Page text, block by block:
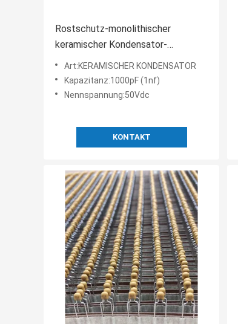
Rostschutz-monolithischer
keramischer Kondensator-
Antiisolierung 1nF 50V
Art:KERAMISCHER KONDENSATOR
Kapazitanz:1000pF (1nf)
Nennspannung:50Vdc
KONTAKT